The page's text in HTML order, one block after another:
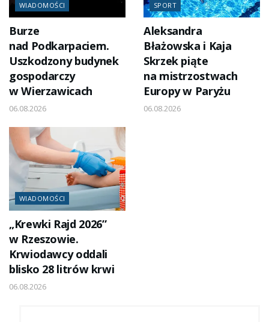
WIADOMOŚCI
Burze
nad Podkarpaciem.
Uszkodzony budynek
gospodarczy
w Wierzawicach
06.08.2026
SPORT
Aleksandra
Błażowska i Kaja
Skrzek piąte
na mistrzostwach
Europy w Paryżu
06.08.2026
WIADOMOŚCI
„Krewki Rajd 2026”
w Rzeszowie.
Krwiodawcy oddali
blisko 28 litrów krwi
06.08.2026